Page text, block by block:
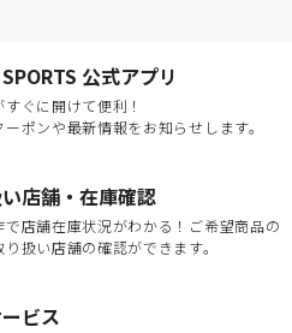
公式アプリ
ぐに開けて便利！
ーポンや最新情報をお知らせします。
店舗・在庫確認
で店舗在庫状況がわかる！ご希望商品の
扱い店舗の確認ができます。
ビス